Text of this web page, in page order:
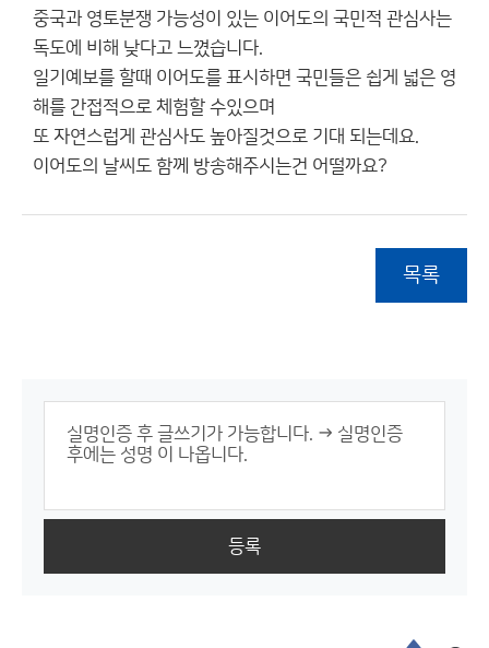
중국과 영토분쟁 가능성이 있는 이어도의 국민적 관심사는
독도에 비해 낮다고 느꼈습니다.
일기예보를 할때 이어도를 표시하면 국민들은 쉽게 넓은 영
해를 간접적으로 체험할 수있으며
또 자연스럽게 관심사도 높아질것으로 기대 되는데요.
이어도의 날씨도 함께 방송해주시는건 어떨까요?
목록
등록